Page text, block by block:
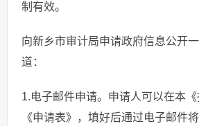
制有效。
向新乡市审计局申请政府信息公开
道：
1.电子邮件申请。申请人可以在本
《申请表》，填好后通过电子邮件